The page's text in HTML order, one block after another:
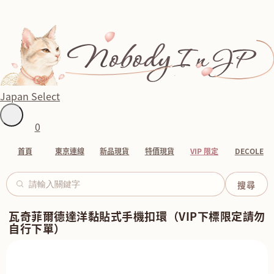
Japan Select
0
首頁 東京連線 新品現貨 特價現貨 VIP 限定 DECOLE
瓦奇菲爾德達洋黏貼式手機扣環（VIP下標限定請勿
自行下單）